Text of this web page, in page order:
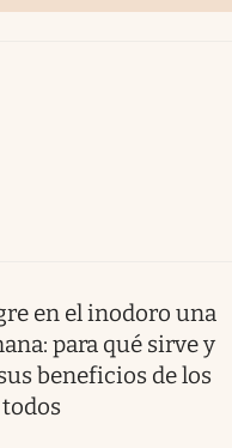
en el inodoro una
para qué sirve y
beneficios de los